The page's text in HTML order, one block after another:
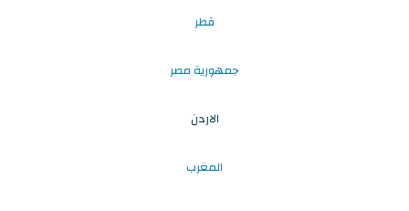
قطر
جمهورية مصر
الاردن
المغرب